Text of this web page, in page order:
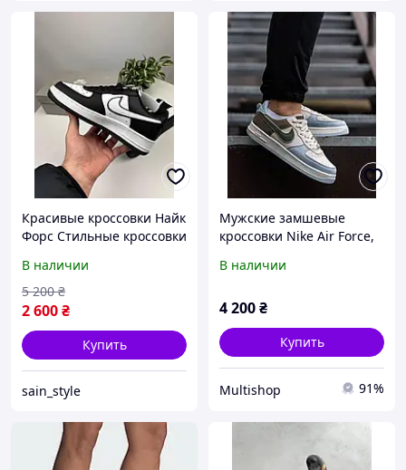
Красивые кроссовки Найк
Форс Стильные кроссовки
кроссовки Найк Аир
форсы
В наличии
2 600₴
5 200 ₴
Купить
sain_style
Мужские замшевые
кроссовки Nike Air Force,
кроссовки Найк Аир Форс
замша
В наличии
4 200₴
Купить
Multishop 91%